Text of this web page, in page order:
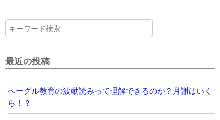
最近の投稿
へーグル教育の波動読みって理解できるのか？月謝はいく
ら！？